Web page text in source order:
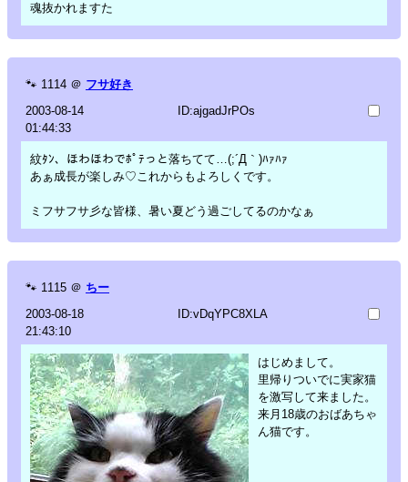
魂抜かれますた
🐾 1114 ＠ フサ好き
2003-08-14
01:44:33
ID:ajgadJrPOs
紋ﾀﾝ、ほわほわでﾎﾟﾃっと落ちてて…(;´Д｀)ﾊｧﾊｧ
あぁ成長が楽しみ♡これからもよろしくです。
ミフサフサ彡な皆様、暑い夏どう過ごしてるのかなぁ
🐾 1115 ＠ ちー
2003-08-18
21:43:10
ID:vDqYPC8XLA
はじめまして。
里帰りついでに実家猫
を激写して来ました。
来月18歳のおばあちゃ
ん猫です。